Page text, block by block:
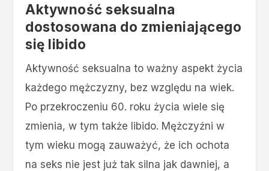
Aktywność seksualna
dostosowana do zmieniającego
się libido
Aktywność seksualna to ważny aspekt życia
każdego mężczyzny, bez względu na wiek.
Po przekroczeniu 60. roku życia wiele się
zmienia, w tym także libido. Mężczyźni w
tym wieku mogą zauważyć, że ich ochota
na seks nie jest już tak silna jak dawniej, a